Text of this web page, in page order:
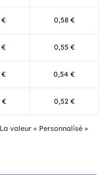
0,58 €
0,55 €
0,54 €
€ 0,52 €
valeur « Personnalisé »